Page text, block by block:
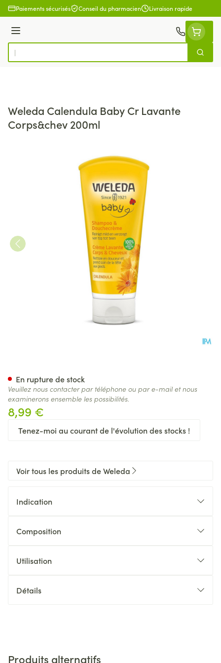
Aller au contenu
Paiements sécurisés Conseil du pharmacien Livraison rapide
Menu
Rechercher
Weleda Calendula Baby Cr Lavante
Corps&chev 200ml
8,99 €
Tenez-moi au courant de l'évolution des stocks !
En rupture de stock
Veuillez nous contacter par téléphone ou par e-mail et nous
examinerons ensemble les possibilités.
Voir tous les produits de Weleda
Indication
Composition
Utilisation
Détails
Produits alternatifs